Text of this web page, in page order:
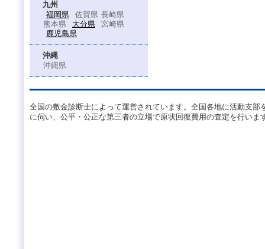
九州
福岡県
佐賀県 長崎県
熊本県
大分県
宮崎県
鹿児島県
沖縄
沖縄県
全国の敷金診断士によって運営されています。全国各地に活動支
に伺い、公平・公正な第三者の立場で原状回復費用の査定を行いま